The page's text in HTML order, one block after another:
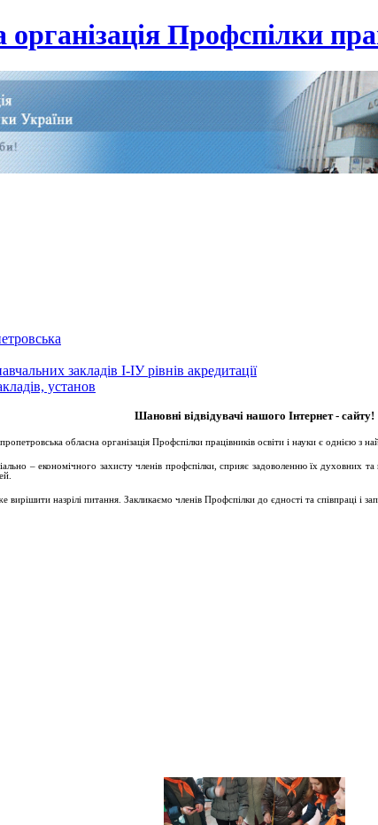
Профспілки
закладів І-ІУ рівнів акредитації
установ
Шановні відвідувачі нашого Інтернет - сайту!
обласна організація Профспілки працівників освіти і науки є однією
– економічного захисту членів профспілки, сприяє задоволенню їх духовних та
назрілі питання. Закликаємо членів Профспілки до єдності та співпраці і